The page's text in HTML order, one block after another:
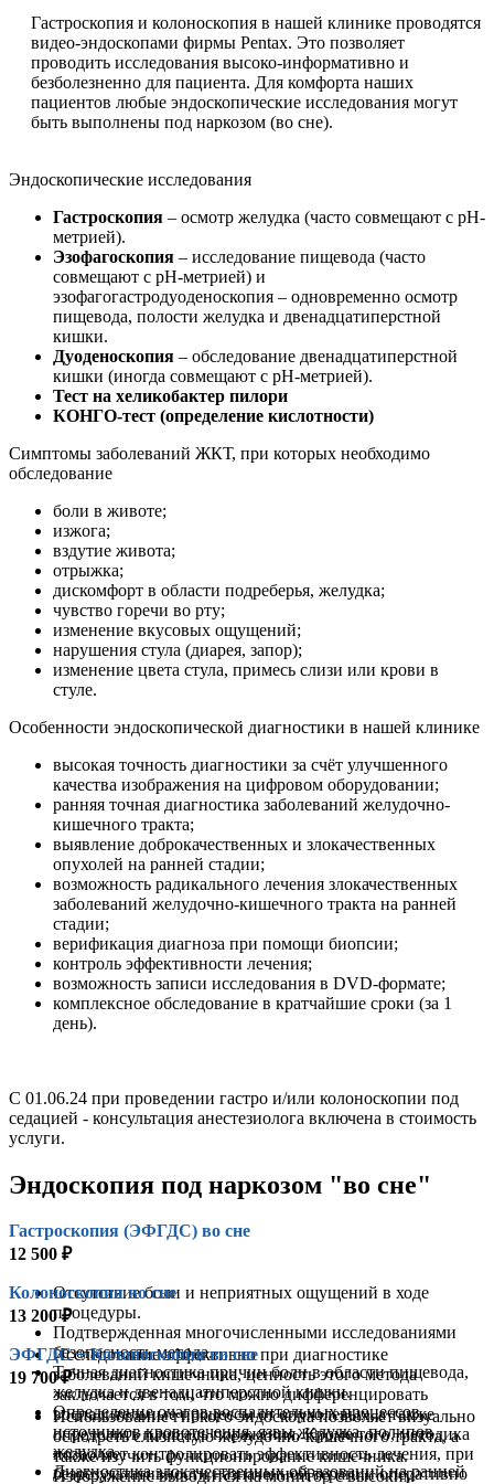
Гастроскопия и колоноскопия в нашей клинике проводятся
видео-эндоскопами фирмы Pentax. Это позволяет
проводить исследования высоко-информативно и
безболезненно для пациента. Для комфорта наших
пациентов любые эндоскопические исследования могут
быть выполнены под наркозом (во сне).
Эндоскопические исследования
Гастроскопия – осмотр желудка (часто совмещают с рН-
метрией).
Эзофагоскопия – исследование пищевода (часто
совмещают с рН-метрией) и
эзофагогастродуоденоскопия – одновременно осмотр
пищевода, полости желудка и двенадцатиперстной
кишки.
Дуоденоскопия – обследование двенадцатиперстной
кишки (иногда совмещают с рН-метрией).
Тест на хеликобактер пилори
КОНГО-тест (определение кислотности)
Симптомы заболеваний ЖКТ, при которых необходимо
обследование
боли в животе;
изжога;
вздутие живота;
отрыжка;
дискомфорт в области подреберья, желудка;
чувство горечи во рту;
изменение вкусовых ощущений;
нарушения стула (диарея, запор);
изменение цвета стула, примесь слизи или крови в
стуле.
Особенности эндоскопической диагностики в нашей клинике
высокая точность диагностики за счёт улучшенного
качества изображения на цифровом оборудовании;
ранняя точная диагностика заболеваний желудочно-
кишечного тракта;
выявление доброкачественных и злокачественных
опухолей на ранней стадии;
возможность радикального лечения злокачественных
заболеваний желудочно-кишечного тракта на ранней
стадии;
верификация диагноза при помощи биопсии;
контроль эффективности лечения;
возможность записи исследования в DVD-формате;
комплексное обследование в кратчайшие сроки (за 1
день).
C 01.06.24 при проведении гастро и/или колоноскопии под
седацией - консультация анестезиолога включена в стоимость
услуги.
Эндоскопия под наркозом "во сне"
Гастроскопия (ЭФГДС) во сне
12 500 ₽
Отсутствие боли и неприятных ощущений в ходе
процедуры.
Подтвержденная многочисленными исследованиями
безопасность метода.
Точная диагностика причин боли в области пищевода,
желудка и двенадцатиперстной кишки.
Определение очагов воспалительных процессов,
источников кровотечения, язвы желудка, полипов
желудка.
Диагностика злокачественных образований на ранней
Колоноскопия во сне
13 200 ₽
Исследование эффективно при диагностике
заболеваний кишечника, ценность этого метода
заключается в том, что можно дифференцировать
воспалительные процессы от опухолевых, а также
определить площадь поражения. Кроме того, методика
позволяет контролировать эффективность лечения, при
безрезультативности назначенной терапии оперативно
ЭФГДС + Колоноскопия во сне
19 700 ₽
Использование гибкого эндоскопа позволяет визуально
осмотреть слизистую желудочно-кишечного тракта, а
также изучить функционирование кишечника.
Изображение выводится на монитор с высоким